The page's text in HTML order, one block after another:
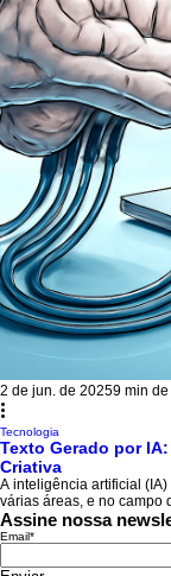
2 de jun. de 20259 min
Tecnologia
Texto Gerado por
Criativa
A inteligência artificial
várias áreas, e no campo
Assine nossa
Email*